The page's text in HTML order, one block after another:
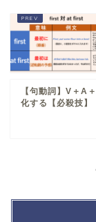
【句動詞】V＋A
化する【必殺技】